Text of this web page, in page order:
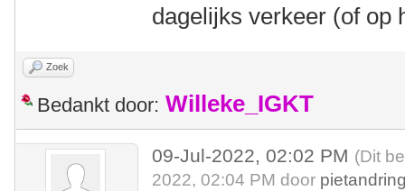
dagelijks verkeer (of op
Zoek
Bedankt door: Willeke_IGKT
09-Jul-2022, 02:02 PM (Dit
2022, 02:04 PM door